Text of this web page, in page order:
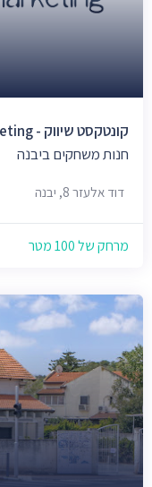
קונטקסט שיווק - Context Marketing
חנות משחקים ביבנה
דוד אלעזר 8, יבנה
מרחק של 100 מטר